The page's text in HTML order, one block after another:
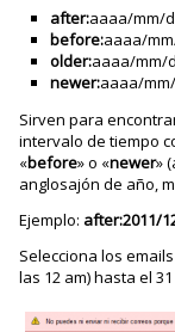
after:aaaa/mm/
before:aaaa/
older:aaaa/mm/
newer:aaaa/
Sirven para
intervalo de tiempo
«before» o «newer»
anglosajón de año,
Ejemplo: after:2011/
Selecciona los
las 12 am) hasta el